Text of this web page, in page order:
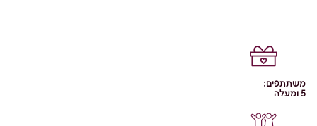
משתתפים:
5 ומעלה